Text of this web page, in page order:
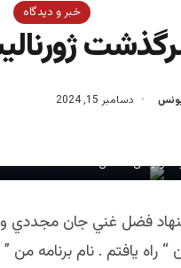
خبر و دیدگاه
دسامبر 15, 2024
اسلامی
به پيشنهاد فضل غني جان
راه يافتم . نام برنامه